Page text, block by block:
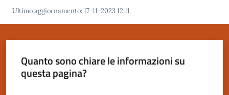
Vivere
Servizi
Ultimo aggiornamento:17-11-2023 12:11
Quanto sono chiare le informazioni su
questa pagina?